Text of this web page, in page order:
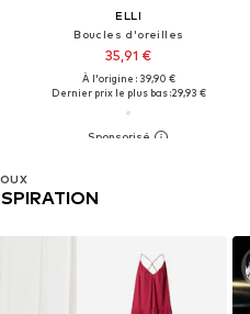
ELLI
Boucles d'oreilles
35,91 €
À l'origine : 39,90 €
Dernier prix le plus bas :29,93 €